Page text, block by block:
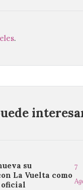
.
su
La Vuelta como
7